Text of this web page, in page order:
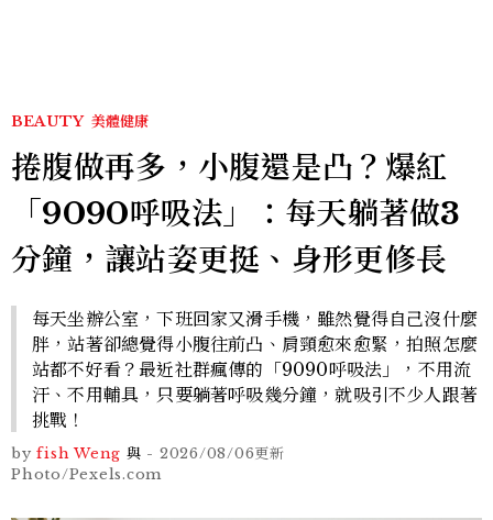
BEAUTY 美體健康
捲腹做再多，小腹還是凸？爆紅
「9090呼吸法」：每天躺著做3
分鐘，讓站姿更挺、身形更修長
每天坐辦公室，下班回家又滑手機，雖然覺得自己沒什麼
胖，站著卻總覺得小腹往前凸、肩頸愈來愈緊，拍照怎麼
站都不好看？最近社群瘋傳的「9090呼吸法」，不用流
汗、不用輔具，只要躺著呼吸幾分鐘，就吸引不少人跟著
挑戰！
by fish Weng 與 - 2026/08/06更新
Photo/Pexels.com